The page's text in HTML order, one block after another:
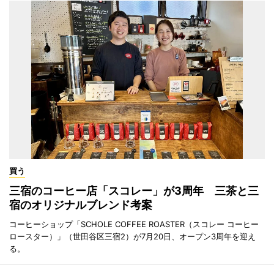
買う
三宿のコーヒー店「スコレー」が3周年 三茶と三
宿のオリジナルブレンド考案
コーヒーショップ「SCHOLE COFFEE ROASTER（スコレー コーヒー
ロースター）」（世田谷区三宿2）が7月20日、オープン3周年を迎え
る。